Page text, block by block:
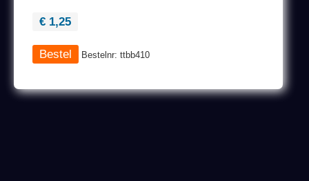
€ 1,25
Bestelnr: ttbb410